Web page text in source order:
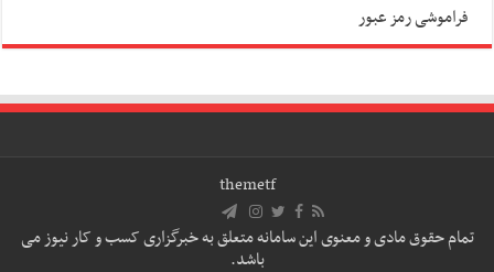
فراموشی رمز عبور
themetf
تمام حقوق مادی و معنوی این سامانه متعلق به خبرگزاری کسب و کار نیوز می
باشد.